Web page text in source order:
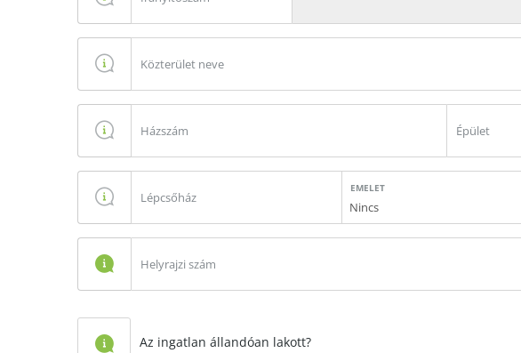
EMELET
Nincs
Az ingatlan állandóan lakott?